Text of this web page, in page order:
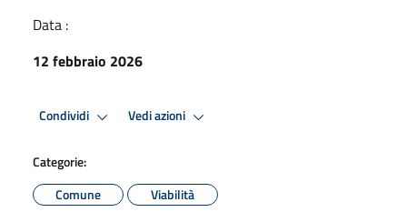
Data :
12 febbraio 2026
Condividi Vedi azioni
Categorie:
Comune
Viabilità